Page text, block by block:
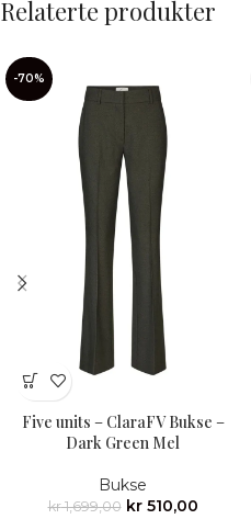
Relaterte produkter
-70%
Five units – ClaraFV Bukse –
Dark Green Mel
Bukse
kr1,699,00 kr510,00